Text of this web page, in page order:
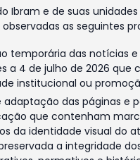
Ibram e de suas
as seguintes
temporária das notícias
a 4 de julho de 2026 que
institucional ou
adaptação das páginas e
que contenham
da identidade visual do
a integridade